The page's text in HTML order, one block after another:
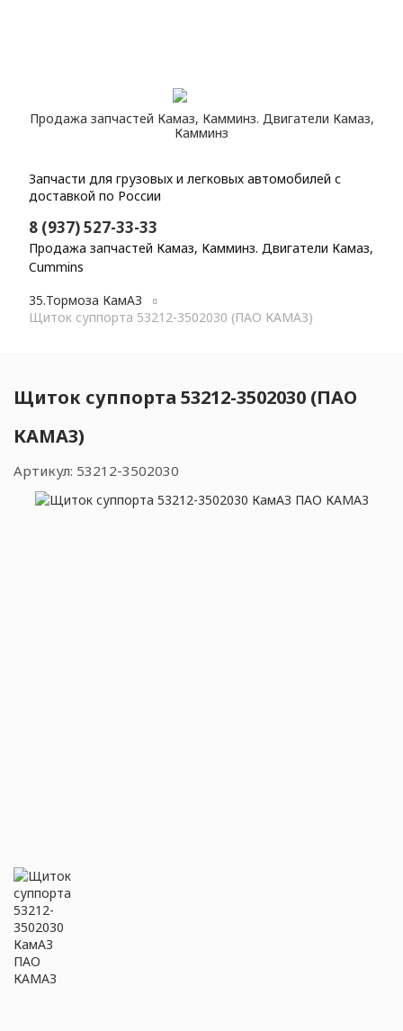
Продажа запчастей Камаз, Камминз. Двигатели Камаз,
Камминз
Запчасти для грузовых и легковых автомобилей с
доставкой по России
8 (937) 527-33-33
Продажа запчастей Камаз, Камминз. Двигатели Камаз,
Cummins
35.Тормоза КамАЗ
Щиток суппорта 53212-3502030 (ПАО КАМАЗ)
Щиток суппорта 53212-3502030 (ПАО
КАМАЗ)
Артикул: 53212-3502030